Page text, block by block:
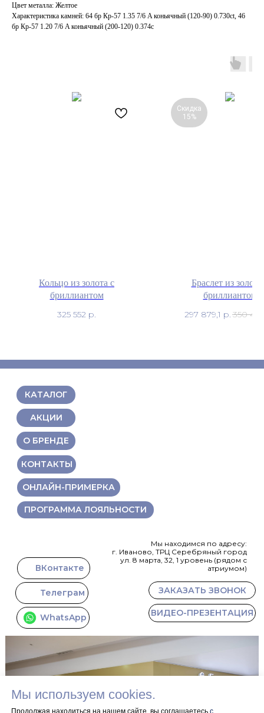
Мы используем cookies.
Цвет металла: Желтое
Характеристика камней: 64 бр Кр-57 1.35 7/6 A коньячный (120-90) 0.730ct, 46
бр Кр-57 1.20 7/6 A коньячный (200-120) 0.374c
Кольцо из золота с
бриллиантом
325 552 р.
Скидка
15%
Браслет из золота
бриллиантом
297 879,1 р. 350
Мы находимся по адресу:
г. Иваново, ТРЦ Серебряный город
ул. 8 марта, 32, 1 уровень (рядом с
атриумом)
КАТАЛОГ
АКЦИИ
О БРЕНДЕ
КОНТАКТЫ
ОНЛАЙН-ПРИМЕРКА
ПРОГРАММА ЛОЯЛЬНОСТИ
ВКонтакте
Телеграм
WhatsApp
ЗАКАЗАТЬ ЗВОНОК
ВИДЕО-ПРЕЗЕНТАЦИЯ